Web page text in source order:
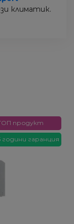
климатик.
продукт
години гаранция